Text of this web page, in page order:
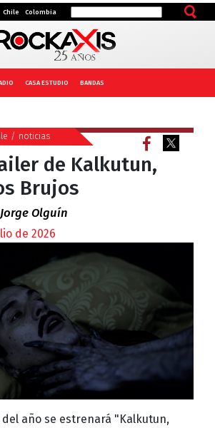
Chile Colombia
CASA ESTUDIO BANDAS
/ noticias
de Kalkutun,
Brujos
Olguín
de 2026
año se estrenará "Kalkutun,